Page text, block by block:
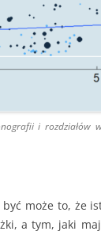
i rozdziałów
być może to, że
a tym, jaki